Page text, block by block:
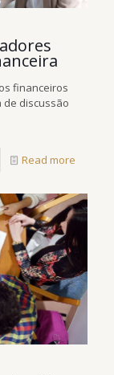
financeiros
de discussão
Read more